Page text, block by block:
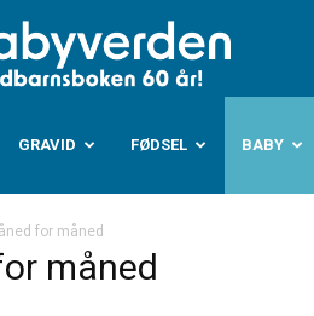
GRAVID FØDSEL BABY
for måned
måned